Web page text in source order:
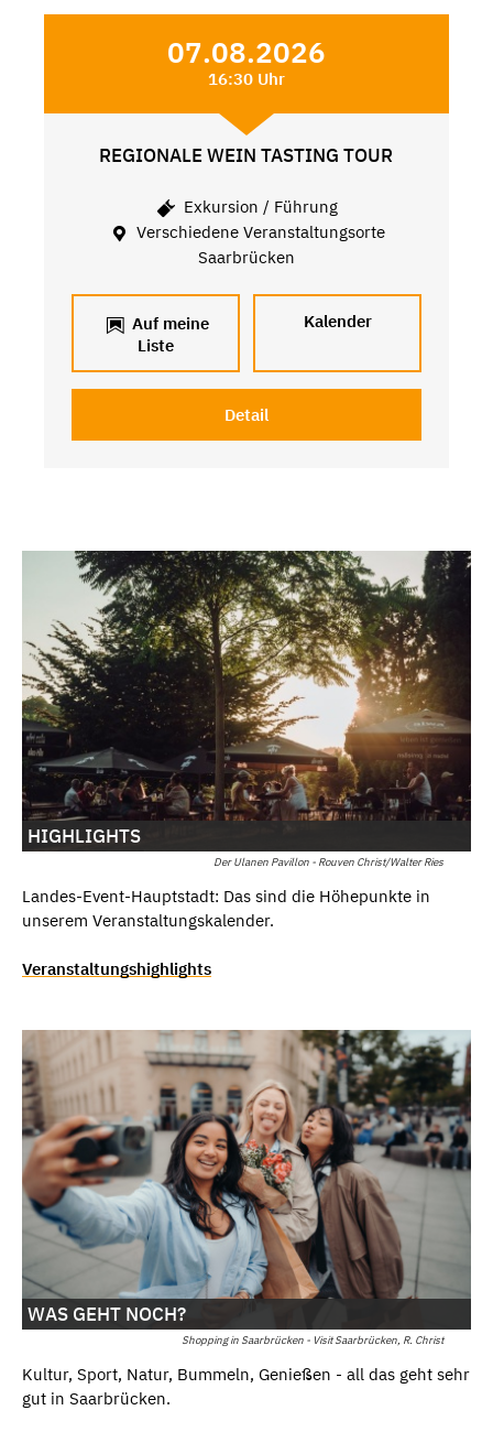
07.08.2026
16:30 Uhr
REGIONALE WEIN TASTING TOUR
Exkursion / Führung
Verschiedene Veranstaltungsorte
Saarbrücken
Auf meine
Liste
Kalender
Detail
Der Ulanen Pavillon - Rouven Christ/Walter Ries
HIGHLIGHTS
Landes-Event-Hauptstadt: Das sind die Höhepunkte in
unserem Veranstaltungskalender.
Veranstaltungshighlights
Shopping in Saarbrücken - Visit Saarbrücken, R. Christ
WAS GEHT NOCH?
Kultur, Sport, Natur, Bummeln, Genießen - all das geht sehr
gut in Saarbrücken.